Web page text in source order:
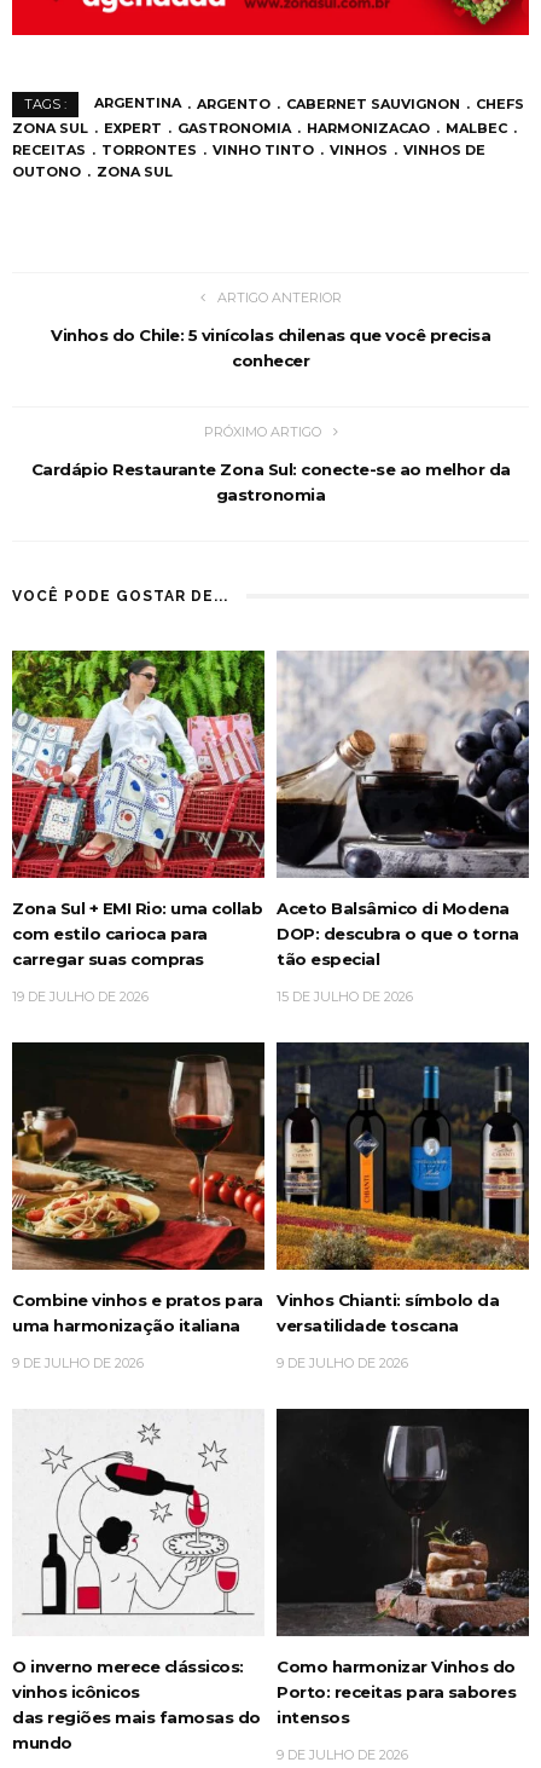
TAGS : ARGENTINA ARGENTO CABERNET SAUVIGNON
CHEFS
ZONA SUL
EXPERT GASTRONOMIA HARMONIZACAO
MALBEC
RECEITAS
TORRONTES VINHO TINTO VINHOS
VINHOS DE
OUTONO
ZONA SUL
ARTIGO ANTERIOR
Vinhos do Chile: 5 vinícolas chilenas que você precisa
conhecer
PRÓXIMO ARTIGO
Cardápio Restaurante Zona Sul: conecte-se ao melhor da
gastronomia
VOCÊ PODE GOSTAR DE...
Zona Sul + EMI Rio: uma collab
com estilo carioca para
carregar suas compras
19 DE JULHO DE 2026
Aceto Balsâmico di Modena
DOP: descubra o que o torna
tão especial
15 DE JULHO DE 2026
Combine vinhos e pratos para
uma harmonização italiana
9 DE JULHO DE 2026
Vinhos Chianti: símbolo da
versatilidade toscana
9 DE JULHO DE 2026
O inverno merece clássicos:
vinhos icônicos
das regiões mais famosas do
mundo
Como harmonizar Vinhos do
Porto: receitas para sabores
intensos
9 DE JULHO DE 2026